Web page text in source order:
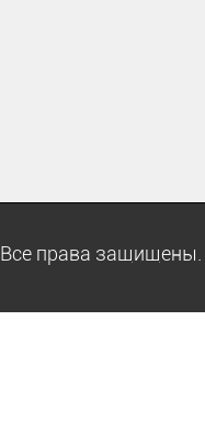
права